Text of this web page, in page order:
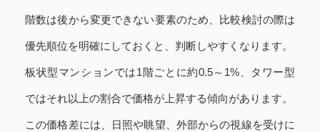
階数は後から変更できない要素のため、比較検討の際は
優先順位を明確にしておくと、判断しやすくなります。
板状型マンションでは1階ごとに約0.5～1%、タワー型
ではそれ以上の割合で価格が上昇する傾向があります。
この価格差には、日照や眺望、外部からの視線を受けに